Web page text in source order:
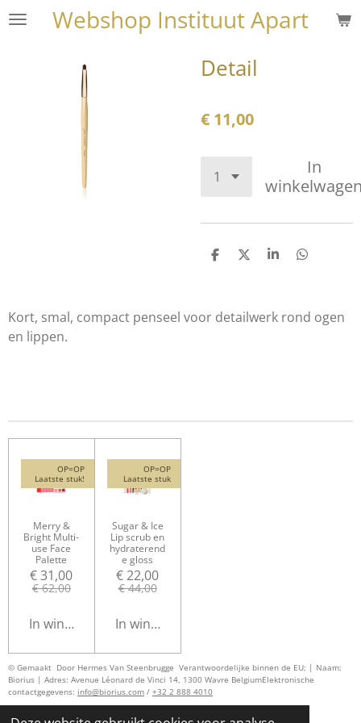
Ga
hoofdinhoud
Webshop Instituut Apart
Detail
€ 11,00
In
D
n
D
S
e
D
Kort, smal, compact penseel voor detailwerk rond ogen
en lippen.
OP=OP
Laatste stuk!
Merry &
Bright Multi-
use Face
Palette
€ 31,00
€ 62,00
In winkelwagen
OP=OP
Laatste stuk
Sugar & Ice
Lip scrub en
hydraterend
e gloss
€ 22,00
€ 44,00
In winkelwagen
© Gemaakt Door Hermes Van Steenbrugge Verantwoordelijke binnen de EU; | Naam:
Biorius | Adres: Avenue Léonard de Vinci 14, 1300 Wavre BelgiumElektronische
contactgegevens: info@biorius.com / +32 2 888 4010